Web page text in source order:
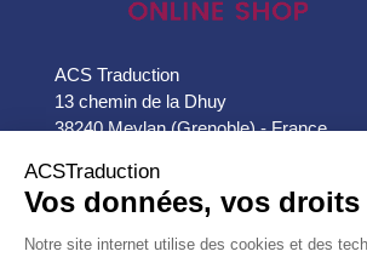
ACS Traduction
13 chemin de la Dhuy
38240 Meylan (Grenoble) - France
 33 (0)9 72 555 888
 contact@acs-traduction.com